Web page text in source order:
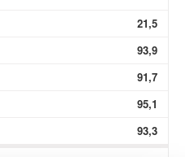
21,5
93,9
91,7
95,1
93,3